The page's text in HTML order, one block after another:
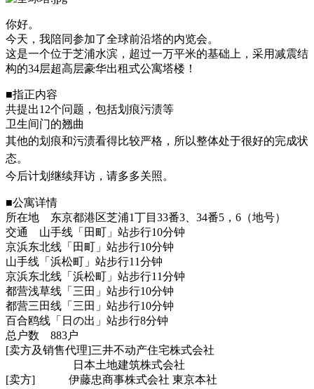
你好。
今天，我陪同参加了全球前沿塔的内览会。
这是一个位于芝浦水滨，超过一万平米的基础上，采用减震结
构的34层超高层豪华出租式公寓塔楼！
■指正内容
共提出12个问题，包括划痕污渍等
卫生间门的翘曲
其他的划痕和污渍看得比较严格，所以整体处于很好的完成状
态。
今后计划继续拜访，请多多关照。
■公寓详情
所在地 东京都港区芝浦1丁目33番3、34番5，6（地号）
交通 山手线「田町」站步行10分钟
京浜东北线「田町」站步行10分钟
山手线「浜松町」站步行11分钟
京浜东北线「浜松町」站步行11分钟
都营浅草线「三田」站步行10分钟
都营三田线「三田」站步行10分钟
百合鸥线「日の出」站步行8分钟
总户数 883户
[卖方及销售代理]三井不动产住宅株式会社
日本土地建筑株式会社
[卖方] 伊藤忠商事株式会社 東京本社